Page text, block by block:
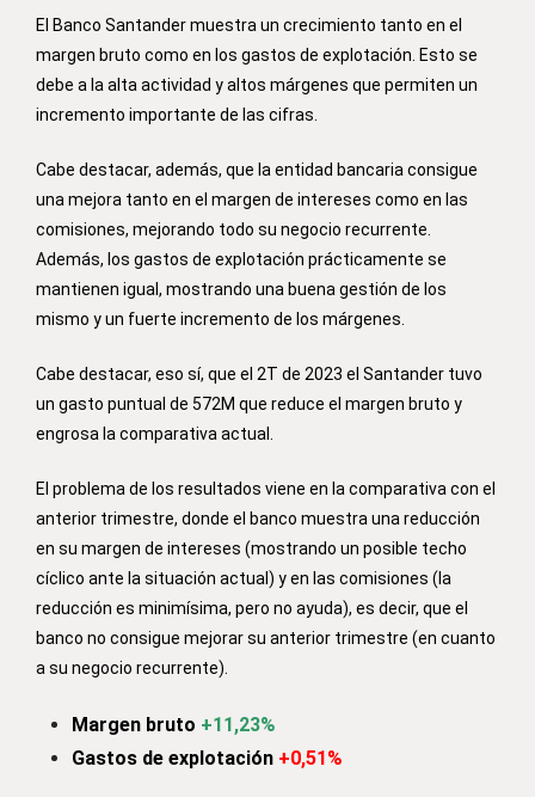
El Banco Santander muestra un crecimiento tanto en el
margen bruto como en los gastos de explotación. Esto se
debe a la alta actividad y altos márgenes que permiten un
incremento importante de las cifras.
Cabe destacar, además, que la entidad bancaria consigue
una mejora tanto en el margen de intereses como en las
comisiones, mejorando todo su negocio recurrente.
Además, los gastos de explotación prácticamente se
mantienen igual, mostrando una buena gestión de los
mismo y un fuerte incremento de los márgenes.
Cabe destacar, eso sí, que el 2T de 2023 el Santander tuvo
un gasto puntual de 572M que reduce el margen bruto y
engrosa la comparativa actual.
El problema de los resultados viene en la comparativa con el
anterior trimestre, donde el banco muestra una reducción
en su margen de intereses (mostrando un posible techo
cíclico ante la situación actual) y en las comisiones (la
reducción es minimísima, pero no ayuda), es decir, que el
banco no consigue mejorar su anterior trimestre (en cuanto
a su negocio recurrente).
Margen bruto +11,23%
Gastos de explotación +0,51%